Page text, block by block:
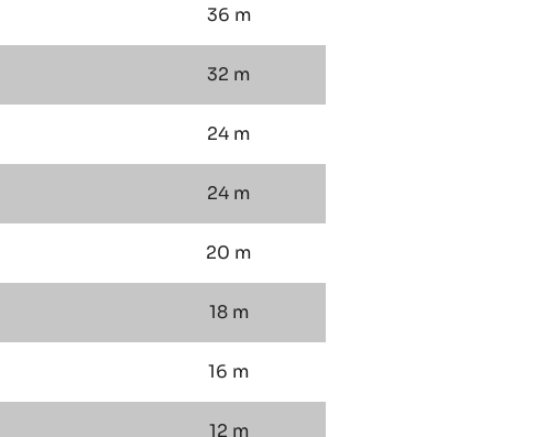
36 m
32 m
24 m
24 m
20 m
18 m
16 m
12 m